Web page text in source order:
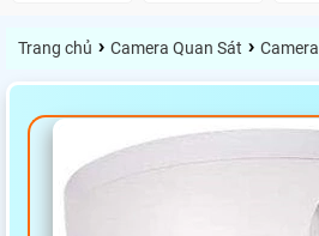
Trang chủ › Camera Quan Sát ›